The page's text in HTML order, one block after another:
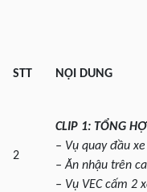
STT NỘI DUNG
2
CLIP 1: TỔNG
– Vụ quay
– Ăn
– Vụ VEC cấm